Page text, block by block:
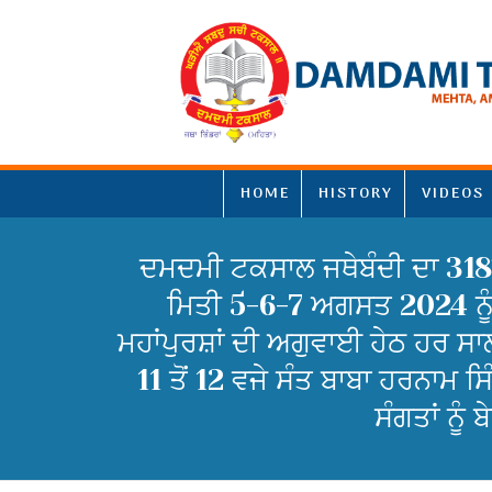
HOME HISTORY VIDEOS
ਦਮਦਮੀ ਟਕਸਾਲ ਜਥੇਬੰਦੀ ਦਾ
ਮਿਤੀ 5-6-7 ਅਗਸਤ 2024 ਨੂੰ
ਮਹਾਂਪੁਰਸ਼ਾਂ ਦੀ ਅਗੁਵਾਈ ਹੇਠ ਹਰ
11 ਤੋਂ 12 ਵਜੇ ਸੰਤ ਬਾਬਾ ਹਰਨਾਮ
ਸੰਗਤਾਂ ਨੂੰ